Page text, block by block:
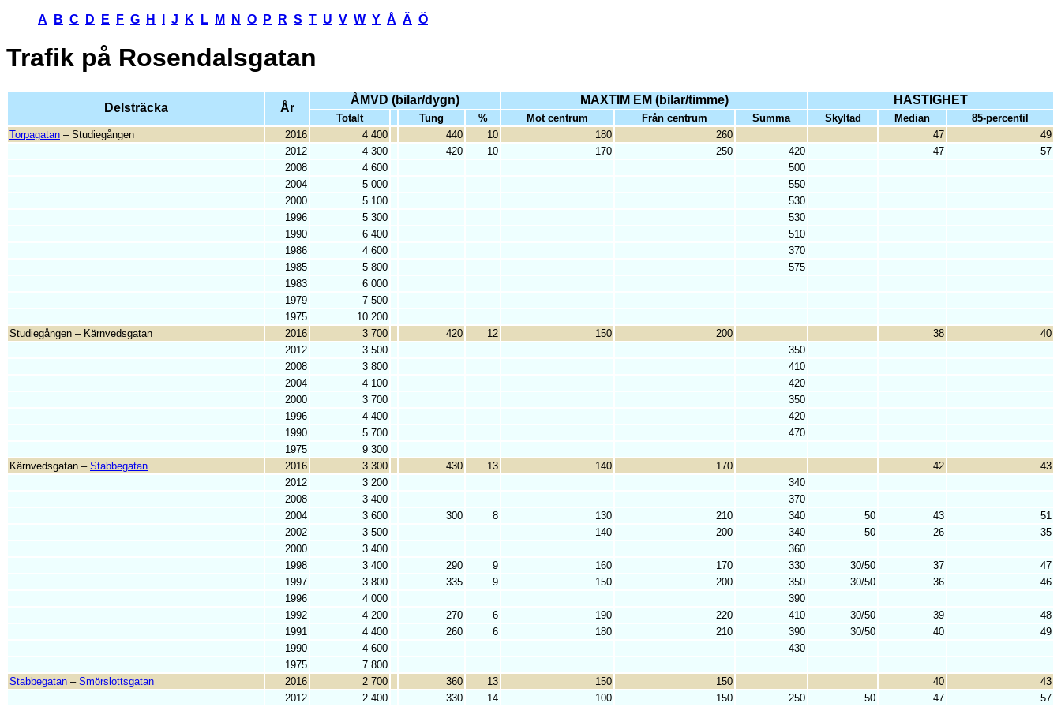
A B C D E F G H J K L M N O P R S T U V W Y Å Ä Ö
Trafik på Rosendalsgatan
Delsträcka År
ÅMVD (bilar/dygn) MAXTIM EM (bilar/timme) HASTIGHET
Totalt Tung % Mot centrum Från centrum Summa Skyltad Median
85-percentil
Torpagatan – Studiegången 2016 4 400 440 10 180 260 47
49
2012
4 300 420 10 170 250 420 47
57
2008
4 600
500
2004
5 000
550
2000
5 100
530
1996
5 300
530
1990
6 400
510
1986
4 600
370
1985
5 800
575
1983
6 000
1979
7 500
1975
10 200
Studiegången – Kärnvedsgatan
2016 3 700 420 12 150 200 38
40
2012
3 500
350
2008
3 800
410
2004
4 100
420
2000
3 700
350
1996
4 400
420
1990
5 700
470
1975
9 300
Kärnvedsgatan – Stabbegatan 2016 3 300 430 13 140 170 42
43
2012
3 200
340
2008
3 400
370
2004
3 600 300 8 130 210 340 50 43
51
2002
3 500 140 200 340 50 26
35
2000
3 400
360
1998
3 400 290 9 160 170 330 30/50 37
47
1997
3 800 335 9 150 200 350 30/50 36
46
1996
4 000
390
1992
4 200 270 6 190 220 410 30/50 39
48
1991
4 400 260 6 180 210 390 30/50 40
49
1990
4 600
430
1975
7 800
Stabbegatan – Smörslottsgatan 2016 2 700 360 13 150 150 40
43
2012
2 400 330 14 100 150 250 50 47 57